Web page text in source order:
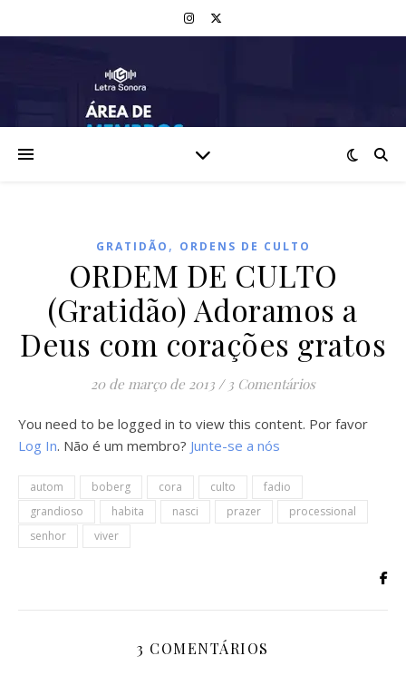
GRATIDÃO , ORDENS DE CULTO
ORDEM DE CULTO
(Gratidão) Adoramos a
Deus com corações gratos
20 de março de 2013 / 3 Comentários
You need to be logged in to view this content. Por favor
Log In. Não é um membro? Junte-se a nós
autom boberg cora culto
fadio
grandioso
habita nasci prazer
processional
senhor
viver
3 COMENTÁRIOS